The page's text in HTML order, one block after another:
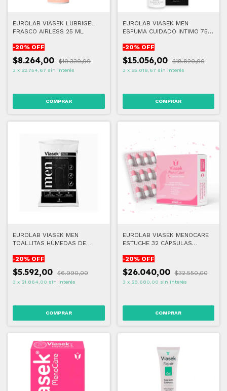
EUROLAB VIASEK LUBRIGEL
FRASCO AIRLESS 25 ML
-20% OFF
$8.264,00 $10.330,00
3 x $2.754,67 sin interés
EUROLAB VIASEK MEN
ESPUMA CUIDADO INTIMO 75
-20% OFF
$15.056,00 $18.820,00
3 x $5.018,67 sin interés
EUROLAB VIASEK MEN
TOALLITAS HÚMEDAS DE
-20% OFF
$5.592,00 $6.990,00
3 x $1.864,00 sin interés
EUROLAB VIASEK MENOCARE
ESTUCHE 32 CÁPSULAS
-20% OFF
$26.040,00 $32.550,00
3 x $8.680,00 sin interés